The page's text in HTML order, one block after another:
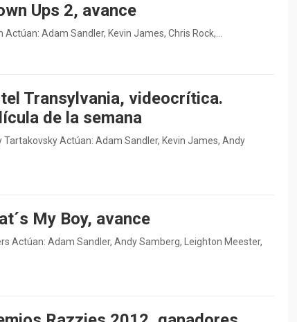
Ups 2, avance
Adam Sandler, Kevin James, Chris Rock,…
Transylvania, videocrítica.
de la semana
Tartakovsky Actúan: Adam Sandler, Kevin James, Andy
My Boy, avance
Actúan: Adam Sandler, Andy Samberg, Leighton Meester,